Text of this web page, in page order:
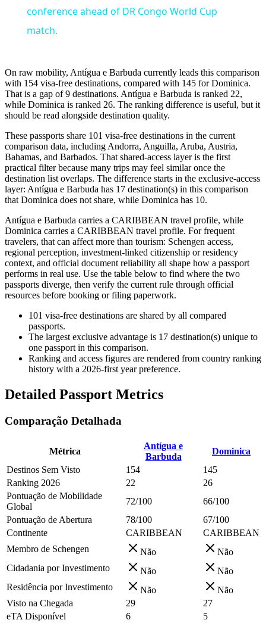
conference ahead of DR Congo World Cup
match.
On raw mobility, Antígua e Barbuda currently leads this comparison
with 154 visa-free destinations, compared with 145 for Dominica.
That is a gap of 9 destinations. Antígua e Barbuda is ranked 22,
while Dominica is ranked 26. The ranking difference is useful, but it
should be read alongside destination quality.
These passports share 101 visa-free destinations in the current
comparison data, including Andorra, Anguilla, Aruba, Austria,
Bahamas, and Barbados. That shared-access layer is the first
practical filter because many trips may feel similar once the
destination list overlaps. The difference starts in the exclusive-access
layer: Antígua e Barbuda has 17 destination(s) in this comparison
that Dominica does not share, while Dominica has 10.
Antígua e Barbuda carries a CARIBBEAN travel profile, while
Dominica carries a CARIBBEAN travel profile. For frequent
travelers, that can affect more than tourism: Schengen access,
regional perception, investment-linked citizenship or residency
context, and official document reliability all shape how a passport
performs in real use. Use the table below to find where the two
passports diverge, then verify the current rule through official
resources before booking or filing paperwork.
101 visa-free destinations are shared by all compared
passports.
The largest exclusive advantage is 17 destination(s) unique to
one passport in this comparison.
Ranking and access figures are rendered from country ranking
history with a 2026-first year preference.
Detailed Passport Metrics
Comparação Detalhada
Métrica
Antígua e
Barbuda
Dominica
Destinos Sem Visto
154
145
Ranking 2026
22
26
Pontuação de Mobilidade
Global
72/100
66/100
Pontuação de Abertura
78/100
67/100
Continente
CARIBBEAN
CARIBBEAN
Membro de Schengen
Não
Não
Cidadania por Investimento
Não
Não
Residência por Investimento
Não
Não
Visto na Chegada
29
27
eTA Disponível
6 5